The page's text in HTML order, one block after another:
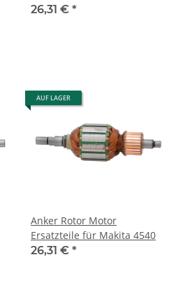
4304T 4305 4305T
26,31 € *
AUF LAGER
Anker Rotor Motor
Ersatzteile für Makita 4540
26,31 € *